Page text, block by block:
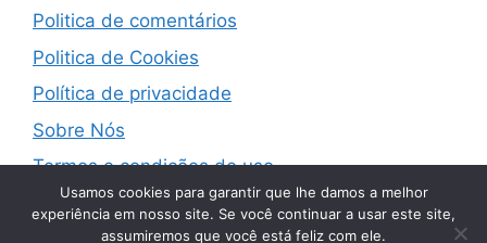
Politica de comentários
Politica de Cookies
Política de privacidade
Sobre Nós
Termos e condições de uso
Usamos cookies para garantir que lhe damos a melhor
experiência em nosso site. Se você continuar a usar este site,
assumiremos que você está feliz com ele.